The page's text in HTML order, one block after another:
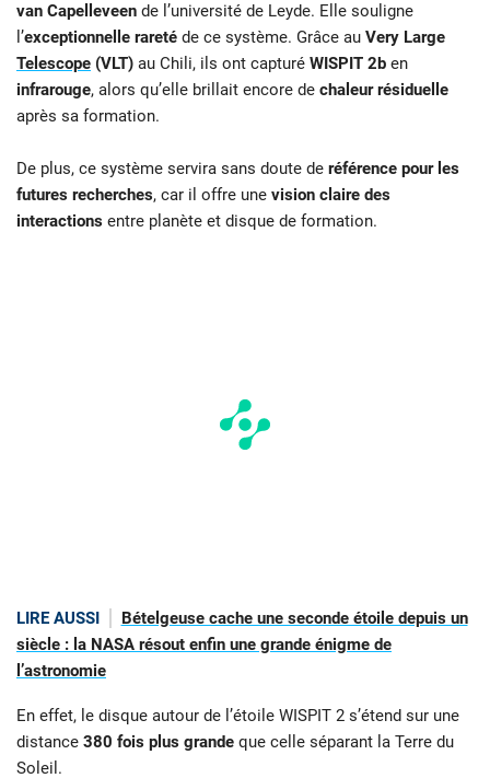
van Capelleveen de l’université de Leyde. Elle souligne
l’exceptionnelle rareté de ce système. Grâce au Very Large
Telescope (VLT) au Chili, ils ont capturé WISPIT 2b en
infrarouge, alors qu’elle brillait encore de chaleur résiduelle
après sa formation.
De plus, ce système servira sans doute de référence pour les
futures recherches, car il offre une vision claire des
interactions entre planète et disque de formation.
LIRE AUSSI
Bételgeuse cache une seconde étoile depuis un
siècle : la NASA résout enfin une grande énigme de
l’astronomie
En effet, le disque autour de l’étoile WISPIT 2 s’étend sur une
distance 380 fois plus grande que celle séparant la Terre du
Soleil.